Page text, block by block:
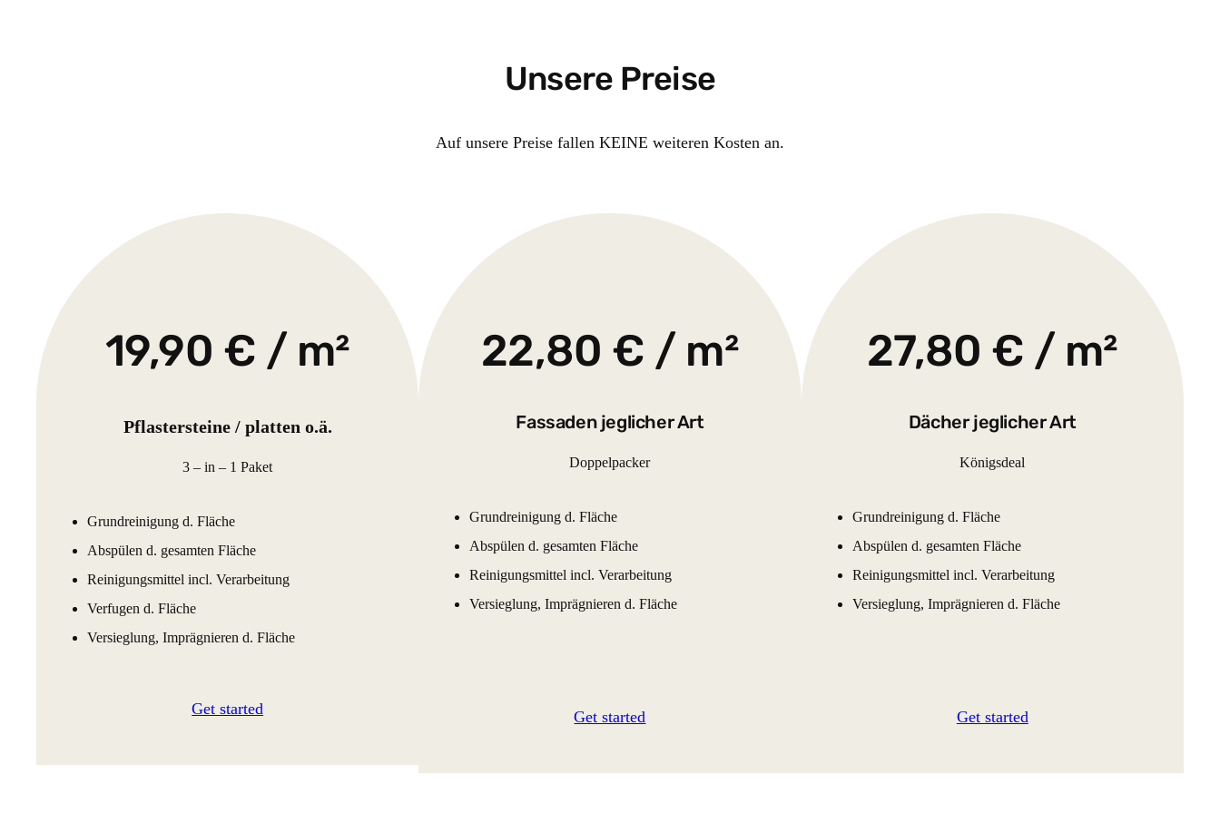
Unsere Preise
Auf unsere Preise fallen KEINE weiteren Kosten an.
19,90 € / m²
Pflastersteine / platten o.ä.
3 – in – 1 Paket
Grundreinigung d. Fläche
Abspülen d. gesamten Fläche
Reinigungsmittel incl. Verarbeitung
Verfugen d. Fläche
Versieglung, Imprägnieren d. Fläche
Get started
22,80 € / m²
Fassaden jeglicher Art
Doppelpacker
Grundreinigung d. Fläche
Abspülen d. gesamten Fläche
Reinigungsmittel incl. Verarbeitung
Versieglung, Imprägnieren d. Fläche
Get started
27,80 € / m²
Dächer jeglicher Art
Königsdeal
Grundreinigung d. Fläche
Abspülen d. gesamten Fläche
Reinigungsmittel incl. Verarbeitung
Versieglung, Imprägnieren d. Fläche
Get started